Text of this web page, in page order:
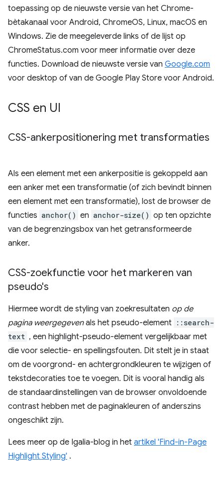
toepassing op de nieuwste versie van het Chrome-
bètakanaal voor Android, ChromeOS, Linux, macOS en
Windows. Zie de meegeleverde links of de lijst op
ChromeStatus.com voor meer informatie over deze
functies. Download de nieuwste versie van Google.com
voor desktop of van de Google Play Store voor Android.
CSS en UI
CSS-ankerpositionering met transformaties
Als een element met een ankerpositie is gekoppeld aan
een anker met een transformatie (of zich bevindt binnen
een element met een transformatie), lost de browser de
functies anchor() en anchor-size() op ten opzichte
van de begrenzingsbox van het getransformeerde
anker.
CSS-zoekfunctie voor het markeren van
pseudo's
Hiermee wordt de styling van zoekresultaten op de
pagina weergegevenals het pseudo-element ::search-
text , een highlight-pseudo-element vergelijkbaar met
die voor selectie- en spellingsfouten. Dit stelt je in staat
om de voorgrond- en achtergrondkleuren te wijzigen of
tekstdecoraties toe te voegen. Dit is vooral handig als
de standaardinstellingen van de browser onvoldoende
contrast hebben met de paginakleuren of anderszins
ongeschikt zijn.
Lees meer op de Igalia-blog in het artikel 'Find-in-Page
Highlight Styling' .